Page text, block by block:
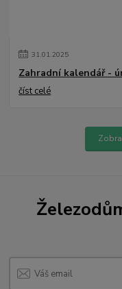
31.01.2025
Zahradní kalendář -
číst celé